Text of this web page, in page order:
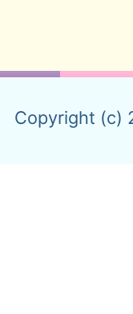
Copyright (c)